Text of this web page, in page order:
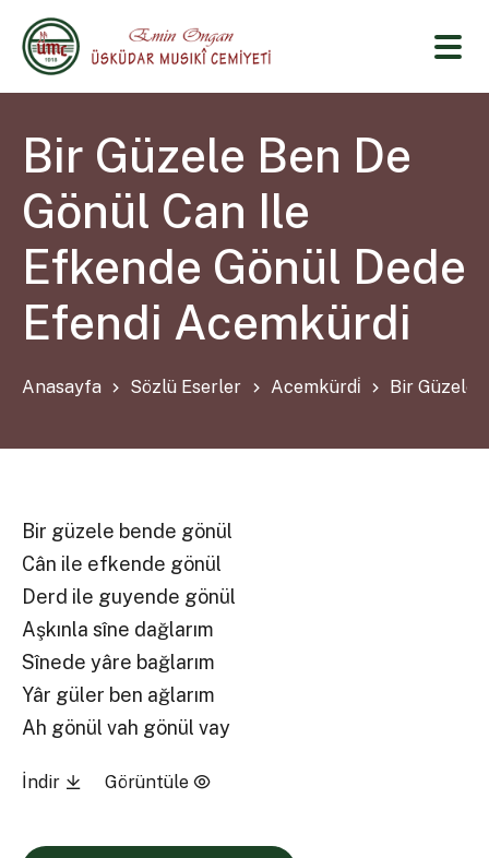
Bir Güzele Ben De
Gönül Can Ile
Efkende Gönül Dede
Efendi Acemkürdi
Anasayfa Sözlü Eserler Acemkürdi̇ Bir Güzele
Bir güzele bende gönül
Cân ile efkende gönül
Derd ile guyende gönül
Aşkınla sîne dağlarım
Sînede yâre bağlarım
Yâr güler ben ağlarım
Ah gönül vah gönül vay
İndir Görüntüle